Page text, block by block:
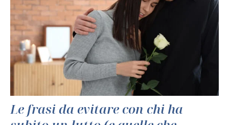
Le frasi da evitare con chi ha